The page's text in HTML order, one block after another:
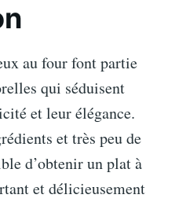
au four font partie
qui séduisent
et leur élégance.
et très peu de
d’obtenir un plat à
et délicieusement